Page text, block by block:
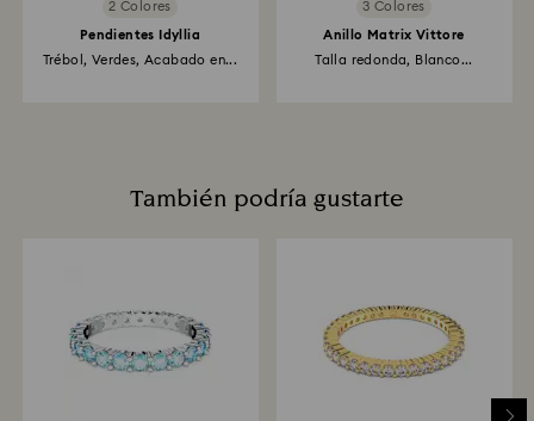
2 Colores
Pendientes Idyllia
Trébol, Verdes, Acabado en...
3 Colores
Anillo Matrix Vittore
Talla redonda, Blanco...
También podría gustarte